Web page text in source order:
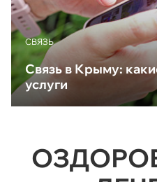
CВЯЗЬ
Связь в Крыму:
услуги